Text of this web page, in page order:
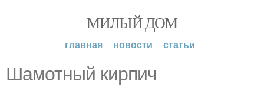
МИЛЫЙ ДОМ
главная новости статьи
Шамотный кирпич